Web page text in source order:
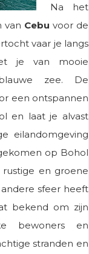
Na het
van Cebu voor de
vaar je langs
je van mooie
zee. De
een ontspannen
en laat je alvast
eilandomgeving
op Bohol
en groene
sfeer heeft
bekend om zijn
bewoners en
stranden en